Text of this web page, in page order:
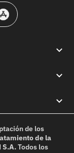
de los
de la
S.A.Todos los